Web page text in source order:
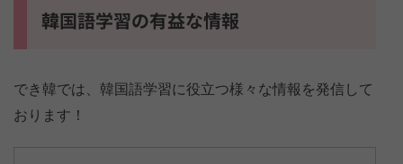
韓国語学習の有益な情報
でき韓では、韓国語学習に役立つ様々な情報を発信して
おります！